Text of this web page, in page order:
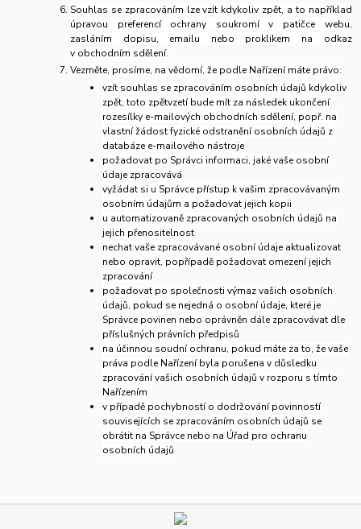
Souhlas se zpracováním lze vzít kdykoliv zpět, a to například
úpravou preferencí ochrany soukromí v patičce webu,
zasláním dopisu, emailu nebo proklikem na odkaz
v obchodním sdělení.
Vezměte, prosíme, na vědomí, že podle Nařízení máte právo:
vzít souhlas se zpracováním osobních údajů kdykoliv
zpět, toto zpětvzetí bude mít za následek ukončení
rozesílky e-mailových obchodních sdělení, popř. na
vlastní žádost fyzické odstranění osobních údajů z
databáze e-mailového nástroje
požadovat po Správci informaci, jaké vaše osobní
údaje zpracovává
vyžádat si u Správce přístup k vašim zpracovávaným
osobním údajům a požadovat jejich kopii
u automatizovaně zpracovaných osobních údajů na
jejich přenositelnost
nechat vaše zpracovávané osobní údaje aktualizovat
nebo opravit, popřípadě požadovat omezení jejich
zpracování
požadovat po společnosti výmaz vašich osobních
údajů, pokud se nejedná o osobní údaje, které je
Správce povinen nebo oprávněn dále zpracovávat dle
příslušných právních předpisů
na účinnou soudní ochranu, pokud máte za to, že vaše
práva podle Nařízení byla porušena v důsledku
zpracování vašich osobních údajů v rozporu s tímto
Nařízením
v případě pochybností o dodržování povinností
souvisejících se zpracováním osobních údajů se
obrátit na Správce nebo na Úřad pro ochranu
osobních údajů